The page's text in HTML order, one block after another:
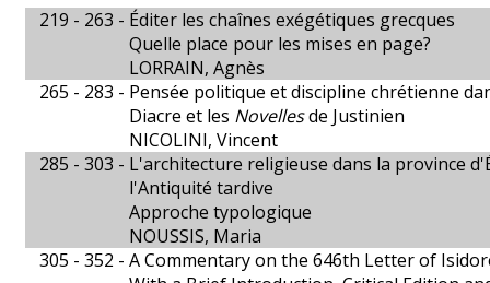
219 - 263 - Éditer les chaînes exégétiques grecques
Quelle place pour les mises en page?
LORRAIN, Agnès
265 - 283 - Pensée politique et discipline chrétienne
Diacre et les Novellesde Justinien
NICOLINI, Vincent
285 - 303 - L'architecture religieuse dans la province
l'Antiquité tardive
Approche typologique
NOUSSIS, Maria
305 - 352 - A Commentary on the 646th Letter of